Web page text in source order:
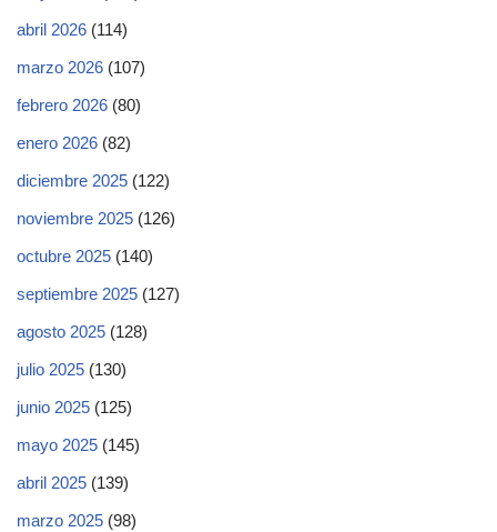
abril 2026 (114)
marzo 2026 (107)
febrero 2026 (80)
enero 2026 (82)
diciembre 2025 (122)
noviembre 2025 (126)
octubre 2025 (140)
septiembre 2025 (127)
agosto 2025 (128)
julio 2025 (130)
junio 2025 (125)
mayo 2025 (145)
abril 2025 (139)
marzo 2025 (98)